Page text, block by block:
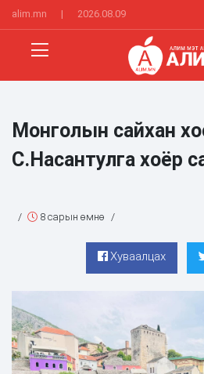
alim.mn | 2026.08.09
Монголын сайхан
С.Насантулга хоёр
/ 8 сарын өмнө /
Хуваалцах